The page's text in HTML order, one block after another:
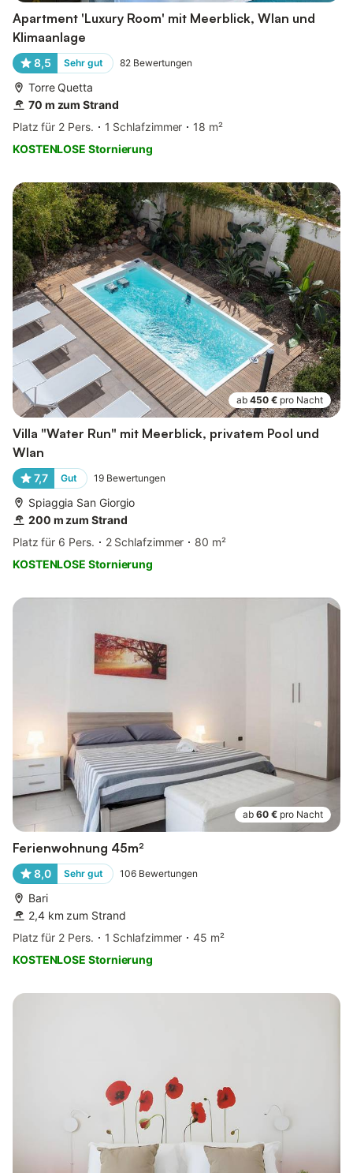
Apartment 'Luxury Room' mit Meerblick, Wlan und
Klimaanlage
8,5 Sehr gut 82 Bewertungen
Torre Quetta
70 m zum Strand
Platz für 2 Pers.
1 Schlafzimmer
18 m²
KOSTENLOSE Stornierung
ab 450 € pro Nacht
Villa "Water Run" mit Meerblick, privatem Pool und
Wlan
7,7 Gut 19 Bewertungen
Spiaggia San Giorgio
200 m zum Strand
Platz für 6 Pers.
2 Schlafzimmer
80 m²
KOSTENLOSE Stornierung
ab 60 € pro Nacht
Ferienwohnung 45m²
8,0 Sehr gut 106 Bewertungen
Bari
2,4 km zum Strand
Platz für 2 Pers.
1 Schlafzimmer
45 m²
KOSTENLOSE Stornierung